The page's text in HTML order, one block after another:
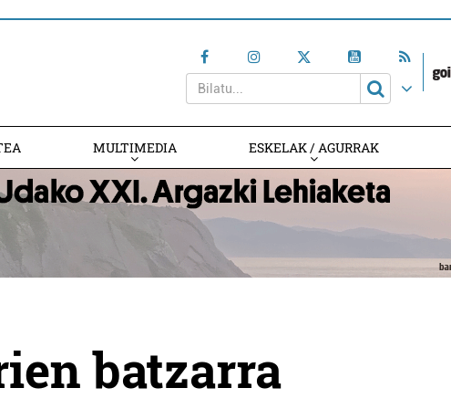
MULTIMEDIA ESKELAK / AGURRAK
batzarra